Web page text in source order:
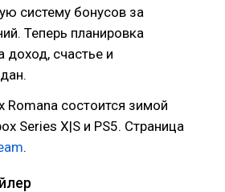
систему бонусов за
Теперь планировка
доход, счастье и
Romana состоится зимой
Series X|S и PS5. Страница
.